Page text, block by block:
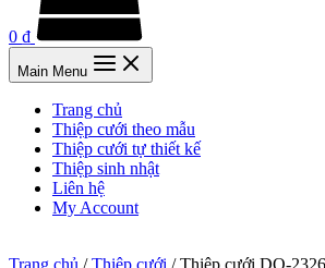
0 ₫
Main Menu
Trang chủ
Thiệp cưới theo mẫu
Thiệp cưới tự thiết kế
Thiệp sinh nhật
Liên hệ
My Account
Trang chủ /Thiệp cưới / Thiệp cưới DQ-